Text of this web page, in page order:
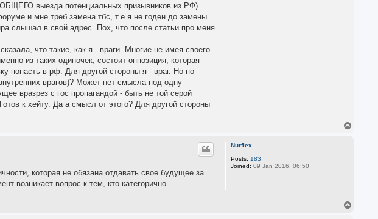
выезда потенциальных призывников из РФ)
и мне треб замена тбс, т.е я не годен до замены
слышал в свой адрес. Пох, что после статьи про меня
что такие, как я - враги. Многие не имея своего
из таких одиночек, состоит оппозиция, которая
попасть в рф. Для другой стороны я - враг. Но по
врагов)? Может нет смысла под одну
вразрез с гос пропагандой - быть не той серой
к хейту. Да а смысл от этого? Для другой стороны
Nurflex
Posts: 183
Joined: 09 Jan 2016, 06:50
которая не обязана отдавать свое будущее за
возникает вопрос к тем, кто категорично